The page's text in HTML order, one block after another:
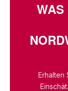
WAS
Erhalten